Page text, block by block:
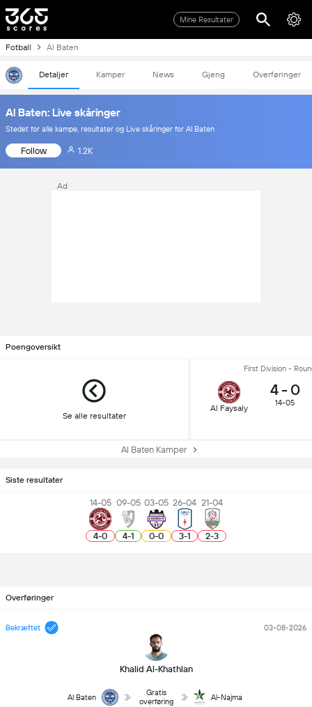
Mine Resultater
Fotball Al Baten
Detaljer Kamper News Gjeng Overføringer
Al Baten: Live skåringer
Stedet for alle kampe, resultater og Live skåringer for Al Baten
Follow 1.2K
Ad
Poengoversikt
Se alle resultater
First Division -
Al Faysaly
4- 0
14-05
Al Baten Kamper
Siste resultater
14-05
4-0
09-05
4-1
03-05
0-0
26-04
3-1
21-04
2-3
Overføringer
Bekræftet
Khalid Al-Khathlan
03-08-2026
Al Baten
Gratis
overføring
Al-Najma